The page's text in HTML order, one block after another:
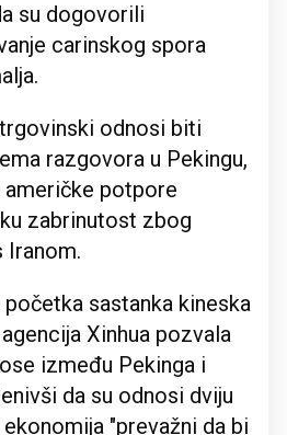
su dogovorili
carinskog spora
odnosi biti
razgovora u Pekingu,
potpore
zabrinutost zbog
Iranom.
sastanka kineska
Xinhua pozvala
između Pekinga i
da su odnosi dviju
"prevažni da bi